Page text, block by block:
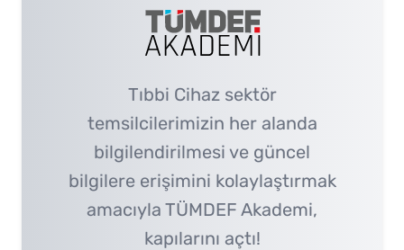
Tıbbi Cihaz sektör
temsilcilerimizin her alanda
bilgilendirilmesi ve güncel
bilgilere erişimini kolaylaştırmak
amacıyla TÜMDEF Akademi,
kapılarını açtı!